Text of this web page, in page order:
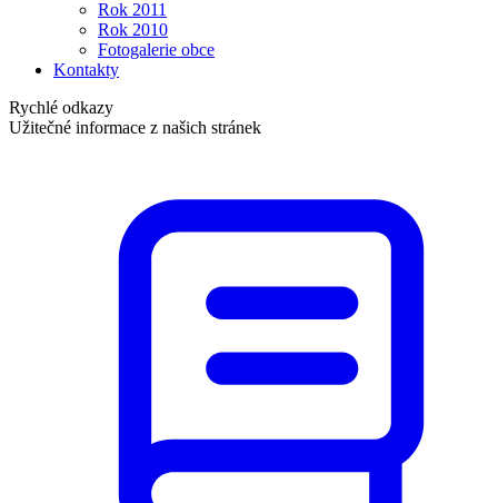
Rok 2011
Rok 2010
Fotogalerie obce
Kontakty
Rychlé odkazy
Užitečné informace z našich stránek